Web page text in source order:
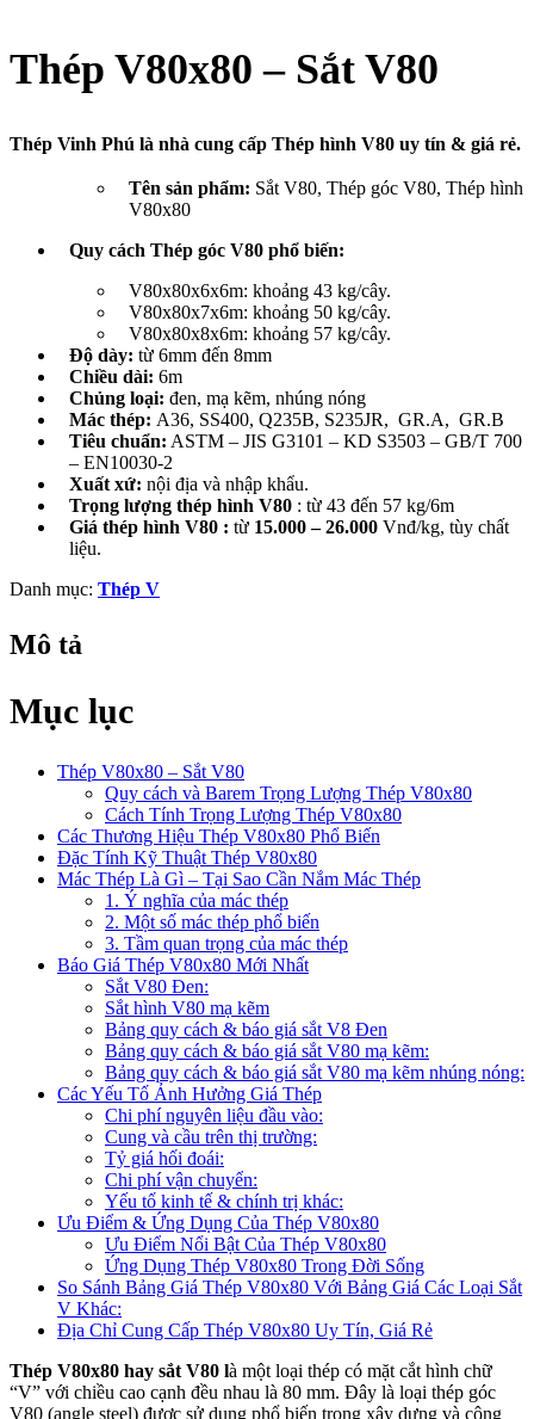
Thép V80x80 – Sắt V80
Thép Vinh Phú là nhà cung cấp Thép hình V80 uy tín & giá rẻ.
Tên sản phẩm: Sắt V80, Thép góc V80, Thép hình
V80x80
Quy cách Thép góc V80 phổ biến:
V80x80x6x6m: khoảng 43 kg/cây.
V80x80x7x6m: khoảng 50 kg/cây.
V80x80x8x6m: khoảng 57 kg/cây.
Độ dày: từ 6mm đến 8mm
Chiều dài: 6m
Chủng loại: đen, mạ kẽm, nhúng nóng
Mác thép: A36, SS400, Q235B, S235JR, GR.A, GR.B
Tiêu chuẩn: ASTM – JIS G3101 – KD S3503 – GB/T 700
– EN10030-2
Xuất xứ: nội địa và nhập khẩu.
Trọng lượng thép hình V80 : từ 43 đến 57 kg/6m
Giá thép hình V80 : từ 15.000 – 26.000 Vnđ/kg, tùy chất
liệu.
Danh mục: Thép V
Mô tả
Mục lục
Thép V80x80 – Sắt V80
Quy cách và Barem Trọng Lượng Thép V80x80
Cách Tính Trọng Lượng Thép V80x80
Các Thương Hiệu Thép V80x80 Phổ Biến
Đặc Tính Kỹ Thuật Thép V80x80
Mác Thép Là Gì – Tại Sao Cần Nắm Mác Thép
1. Ý nghĩa của mác thép
2. Một số mác thép phổ biến
3. Tầm quan trọng của mác thép
Báo Giá Thép V80x80 Mới Nhất
Sắt V80 Đen:
Sắt hình V80 mạ kẽm
Bảng quy cách & báo giá sắt V8 Đen
Bảng quy cách & báo giá sắt V80 mạ kẽm:
Bảng quy cách & báo giá sắt V80 mạ kẽm nhúng nóng:
Các Yếu Tố Ảnh Hưởng Giá Thép
Chi phí nguyên liệu đầu vào:
Cung và cầu trên thị trường:
Tỷ giá hối đoái:
Chi phí vận chuyển:
Yếu tố kinh tế & chính trị khác:
Ưu Điểm & Ứng Dụng Của Thép V80x80
​​Ưu Điểm Nổi Bật Của Thép V80x80
Ứng Dụng Thép V80x80 Trong Đời Sống
So Sánh Bảng Giá Thép V80x80 Với Bảng Giá Các Loại Sắt
V Khác:
Địa Chỉ Cung Cấp Thép V80x80 Uy Tín, Giá Rẻ
Thép V80x80 hay sắt V80 là một loại thép có mặt cắt hình chữ
“V” với chiều cao cạnh đều nhau là 80 mm. Đây là loại thép góc
V80 (angle steel) được sử dụng phổ biến trong xây dựng và công